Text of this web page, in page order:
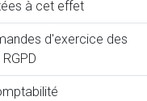
à cet effet
d'exercice des